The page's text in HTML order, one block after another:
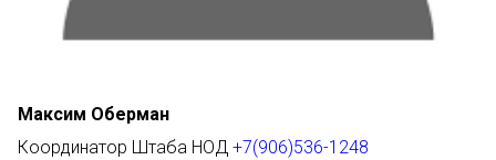
Максим Оберман
Координатор Штаба НОД +7(906)536-1248